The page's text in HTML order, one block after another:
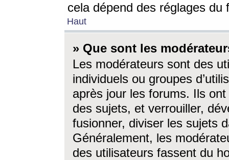
cela dépend des réglages du
Haut
» Que sont les
Les modérateurs sont des
individuels ou groupes
après jour les forums. Ils ont
des sujets, et verrouiller,
fusionner, diviser les sujets
Généralement, les
des utilisateurs fassent du